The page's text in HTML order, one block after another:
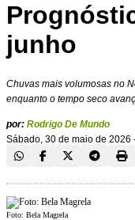
junho
Chuvas mais volumosas no
enquanto o tempo seco
por: Rodrigo De Mundo
Sábado, 30 de maio de 2026
Foto: Bela Magrela